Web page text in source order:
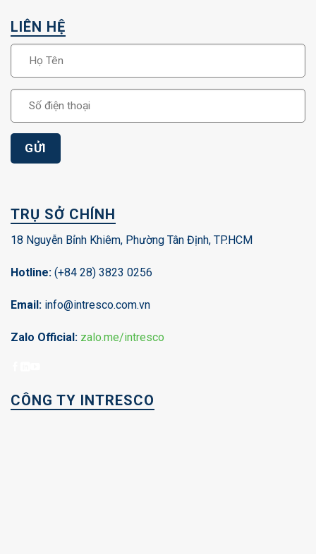
LIÊN HỆ
TRỤ SỞ CHÍNH
18 Nguyễn Bỉnh Khiêm, Phường Tân Định, TP.HCM
Hotline: (+84 28) 3823 0256
Email: info@intresco.com.vn
Zalo Official: zalo.me/intresco
CÔNG TY INTRESCO